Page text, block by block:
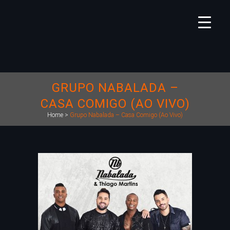
GRUPO NABALADA –
CASA COMIGO (AO VIVO)
Home > Grupo Nabalada – Casa Comigo (Ao Vivo)